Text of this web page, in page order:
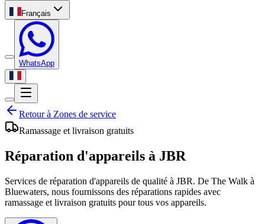
Français
WhatsApp
Retour à Zones de service
Ramassage et livraison gratuits
Réparation d'appareils à JBR
Services de réparation d'appareils de qualité à JBR. De The Walk à
Bluewaters, nous fournissons des réparations rapides avec
ramassage et livraison gratuits pour tous vos appareils.